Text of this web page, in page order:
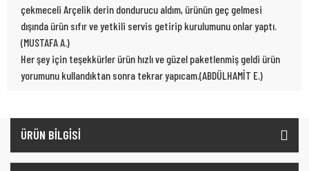
çekmeceli Arçelik derin dondurucu aldım, ürünün geç gelmesi
dışında ürün sıfır ve yetkili servis getirip kurulumunu onlar yaptı.
(MUSTAFA A.)
Her şey için teşekkürler ürün hızlı ve güzel paketlenmiş geldi ürün
yorumunu kullandıktan sonra tekrar yapıcam.(ABDÜLHAMİT E.)
ÜRÜN BİLGİSİ